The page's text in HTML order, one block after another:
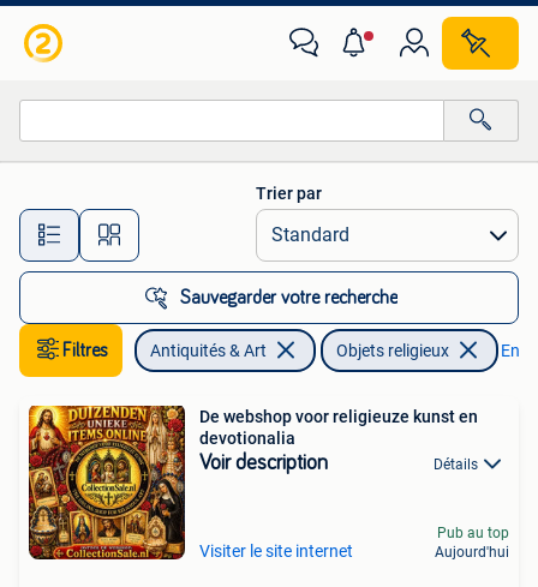
Toutes les distances…
Trier par
Sauvegarder votre recherche
Filtres Antiquités & Art Objets religieux
De webshop voor religieuze kunst en
devotionalia
Voir description Détails
Visiter le site internet
Pub au top
Aujourd'hui